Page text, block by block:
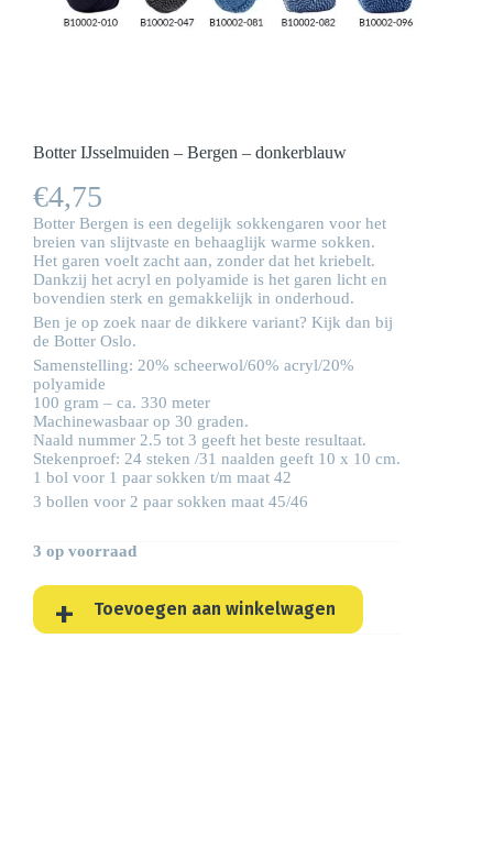
Botter IJsselmuiden – Bergen – donkerblauw
€4,75
Botter Bergen is een degelijk sokkengaren voor het
breien van slijtvaste en behaaglijk warme sokken.
Het garen voelt zacht aan, zonder dat het kriebelt.
Dankzij het acryl en polyamide is het garen licht en
bovendien sterk en gemakkelijk in onderhoud.
Ben je op zoek naar de dikkere variant? Kijk dan bij
de Botter Oslo.
Samenstelling: 20% scheerwol/60% acryl/20%
polyamide
100 gram – ca. 330 meter
Machinewasbaar op 30 graden.
Naald nummer 2.5 tot 3 geeft het beste resultaat.
Stekenproef: 24 steken /31 naalden geeft 10 x 10 cm.
1 bol voor 1 paar sokken t/m maat 42
3 bollen voor 2 paar sokken maat 45/46
3 op voorraad
Toevoegen aan winkelwagen